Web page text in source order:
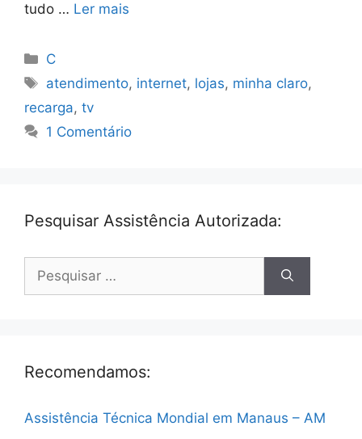
tudo … Ler mais
Categorias
C
Tags
atendimento, internet, lojas, minha claro,
recarga, tv
1 Comentário
Pesquisar Assistência Autorizada:
por:
Recomendamos:
Assistência Técnica Mondial em Manaus – AM